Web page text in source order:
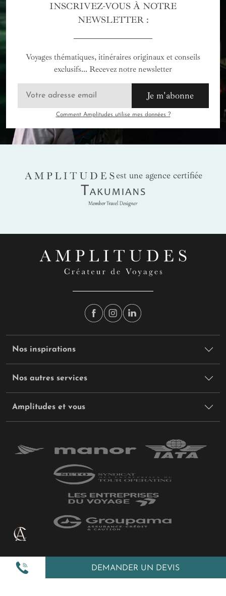
DEMANDER UN DEVIS
INSCRIVEZ-VOUS À NOTRE
NEWSLETTER :
Voyages thématiques, itinéraires originaux et conseils
exclusifs... Recevez notre newsletter
Je m'abonne
Comment Amplitudes utilise mes données ?
AMPLITUDES
est une agence certifiée
Takumians
Nos inspirations
Nos autres services
Amplitudes et vous